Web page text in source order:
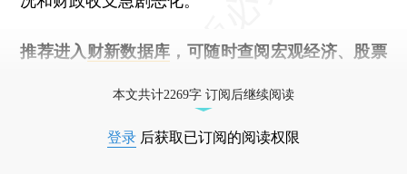
推荐进入 财新数据库 ，可随时查阅宏观经济、股票
本文共计2269字 订阅后继续阅读
登录 后获取已订阅的阅读权限